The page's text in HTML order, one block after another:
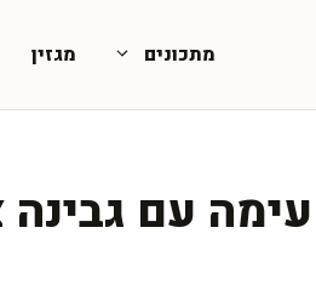
מתכונים מגזין
עם גבינה